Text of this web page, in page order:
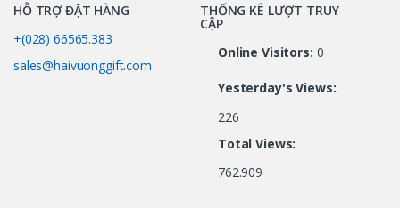
HỖ TRỢ ĐẶT HÀNG
+(028) 66565.383
sales@haivuonggift.com
THỐNG KÊ LƯỢT TRUY
CẬP
Online Visitors: 0
Yesterday's Views:
226
Total Views:
762.909